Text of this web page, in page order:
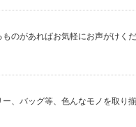
のがあればお気軽にお声がけく
、バッグ等、色んなモノを取り揃